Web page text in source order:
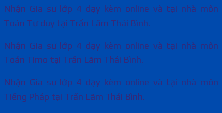
Nhận Gia sư lớp 4 dạy kèm online và tại nhà môn
Toán Tư duy tại Trần Lãm Thái Bình.
Nhận Gia sư lớp 4 dạy kèm online và tại nhà môn
Toán Timo tại Trần Lãm Thái Bình.
Nhận Gia sư lớp 4 dạy kèm online và tại nhà môn
Tiếng Pháp tại Trần Lãm Thái Bình.